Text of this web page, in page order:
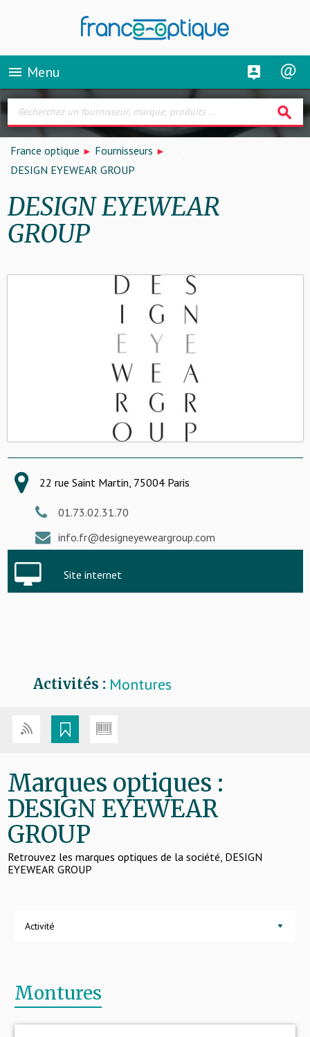
menu Menu
search
France optique
Fournisseurs
DESIGN EYEWEAR GROUP
DESIGN EYEWEAR
GROUP
22 rue Saint Martin, 75004 Paris
01.73.02.31.70
info.fr@designeyeweargroup.com
Site internet
Activités : Montures
Marques optiques :
DESIGN EYEWEAR
GROUP
Retrouvez les marques optiques de la société, DESIGN
EYEWEAR GROUP
Activité
Montures